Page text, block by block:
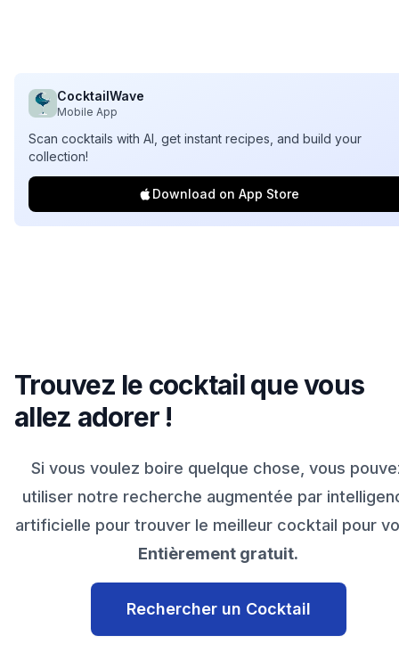
CocktailWave
Mobile App
Scan cocktails with AI, get instant recipes, and build your
collection!
Download on App Store
Trouvez le cocktail que vous
allez adorer !
Si vous voulez boire quelque chose, vous
utiliser notre recherche augmentée par
artificielle pour trouver le meilleur cocktail pour
Entièrement gratuit.
Rechercher un Cocktail